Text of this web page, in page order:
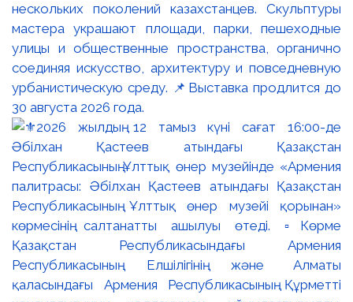
нескольких поколений казахстанцев. Скульптуры
мастера украшают площади, парки, пешеходные
улицы и общественные пространства, органично
соединяя искусство, архитектуру и повседневную
урбанистическую среду. 📌Выставка продлится до
30 августа 2026 года.